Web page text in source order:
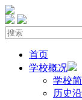
首页
学校概况
学校
历史